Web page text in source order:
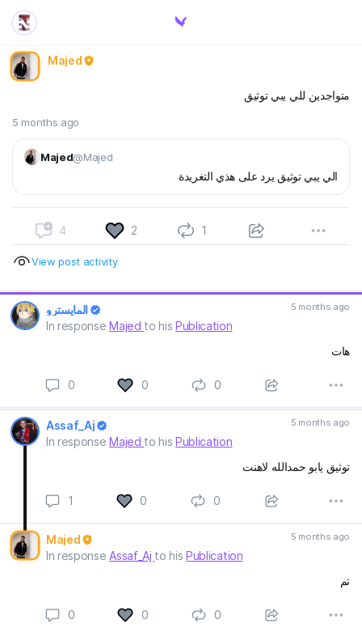
Majed
متواجدين للي يبي توثيق
5 months ago
Majed@Majed
الي يبي توثيق يرد على هذي التغريدة
4 2 1
View post activity
المايسترو 5 months ago
In responseMajed to hisPublication
هات
0 0 0
Assaf_Aj 5 months ago
In responseMajed to hisPublication
توثيق يابو حمدالله لاهنت
1 0 0
Majed 5 months ago
In response Assaf_Aj to hisPublication
تم
0 0 0